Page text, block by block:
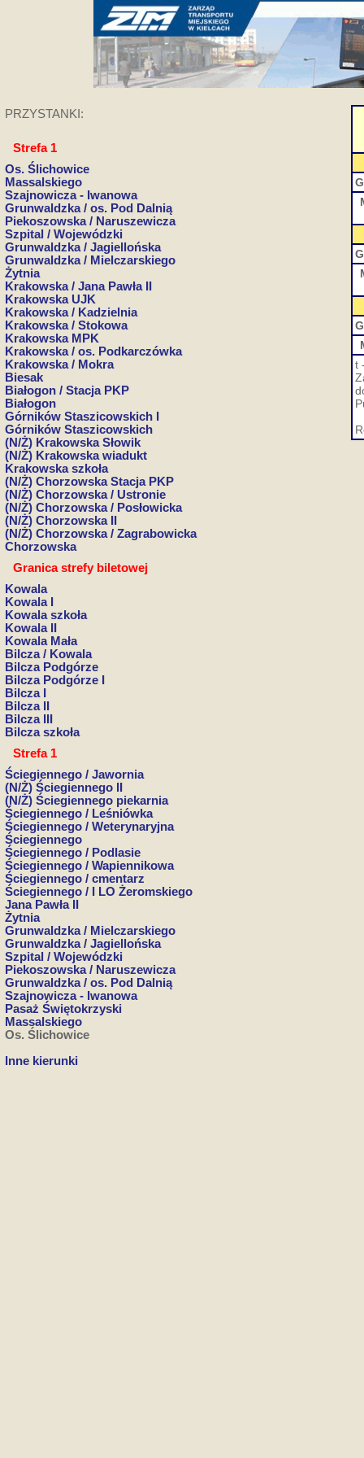
PRZYSTANKI:
Strefa 1
Os. Ślichowice
Massalskiego
Szajnowicza - Iwanowa
Grunwaldzka / os. Pod Dalnią
Piekoszowska / Naruszewicza
Szpital / Wojewódzki
Grunwaldzka / Jagiellońska
Grunwaldzka / Mielczarskiego
Żytnia
Krakowska / Jana Pawła II
Krakowska UJK
Krakowska / Kadzielnia
Krakowska / Stokowa
Krakowska MPK
Krakowska / os. Podkarczówka
Krakowska / Mokra
Biesak
Białogon / Stacja PKP
Białogon
Górników Staszicowskich I
Górników Staszicowskich
(N/Ż) Krakowska Słowik
(N/Ż) Krakowska wiadukt
Krakowska szkoła
(N/Ż) Chorzowska Stacja PKP
(N/Ż) Chorzowska / Ustronie
(N/Ż) Chorzowska / Posłowicka
(N/Ż) Chorzowska II
(N/Ż) Chorzowska / Zagrabowicka
Chorzowska
Granica strefy biletowej
Kowala
Kowala I
Kowala szkoła
Kowala II
Kowala Mała
Bilcza / Kowala
Bilcza Podgórze
Bilcza Podgórze I
Bilcza I
Bilcza II
Bilcza III
Bilcza szkoła
Strefa 1
Ściegiennego / Jawornia
(N/Ż) Ściegiennego II
(N/Ż) Ściegiennego piekarnia
Ściegiennego / Leśniówka
Ściegiennego / Weterynaryjna
Ściegiennego
Ściegiennego / Podlasie
Ściegiennego / Wapiennikowa
Ściegiennego / cmentarz
Ściegiennego / I LO Żeromskiego
Jana Pawła II
Żytnia
Grunwaldzka / Mielczarskiego
Grunwaldzka / Jagiellońska
Szpital / Wojewódzki
Piekoszowska / Naruszewicza
Grunwaldzka / os. Pod Dalnią
Szajnowicza - Iwanowa
Pasaż Świętokrzyski
Massalskiego
Os. Ślichowice
Inne kierunki
t